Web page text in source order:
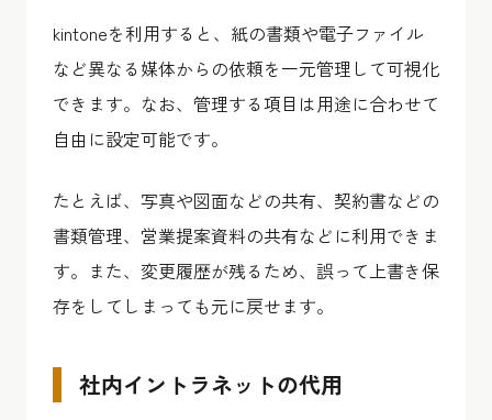
kintoneを利用すると、紙の書類や電子ファイル
など異なる媒体からの依頼を一元管理して可視化
できます。なお、管理する項目は用途に合わせて
自由に設定可能です。
たとえば、写真や図面などの共有、契約書などの
書類管理、営業提案資料の共有などに利用できま
す。また、変更履歴が残るため、誤って上書き保
存をしてしまっても元に戻せます。
社内イントラネットの代用